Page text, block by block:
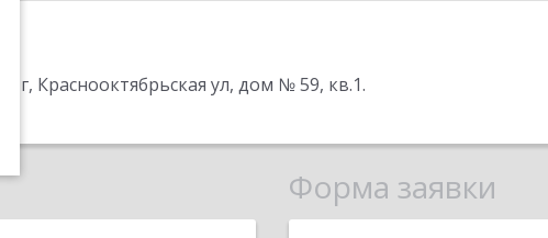
г, Краснооктябрьская ул, дом № 59, кв.1.
Форма заявки